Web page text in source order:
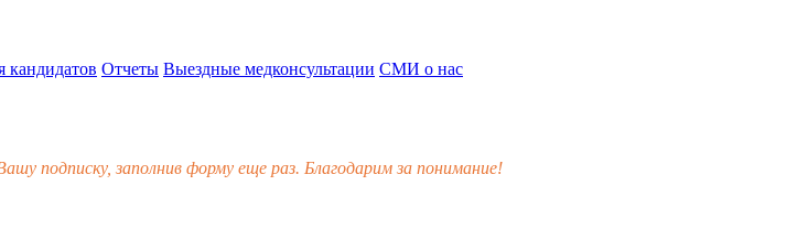
кандидатов Отчеты Выездные медконсультации СМИ о нас
подписку, заполнив форму еще раз. Благодарим за понимание!